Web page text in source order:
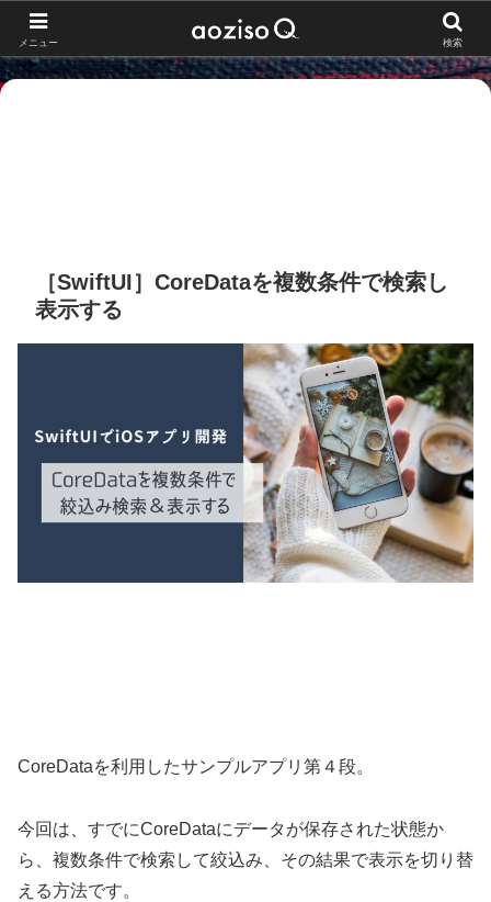
［SwiftUI］CoreDataを複数条件で検索し
表示する
CoreDataを利用したサンプルアプリ第４段。
今回は、すでにCoreDataにデータが保存された状態か
ら、複数条件で検索して絞込み、その結果で表示を切り替
える方法です。
メニュー 検索